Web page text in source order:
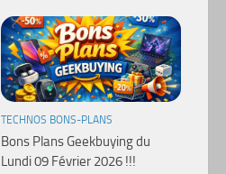
TECHNOS BONS-PLANS
Bons Plans Geekbuying du
Lundi 09 Février 2026 !!!